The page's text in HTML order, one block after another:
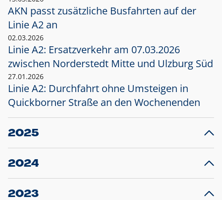
AKN passt zusätzliche Busfahrten auf der
Linie A2 an
02.03.2026
Linie A2: Ersatzverkehr am 07.03.2026
zwischen Norderstedt Mitte und Ulzburg Süd
27.01.2026
Linie A2: Durchfahrt ohne Umsteigen in
Quickborner Straße an den Wochenenden
2025
23.12.2025
Projekt S5: Start der Bauarbeiten am
2024
10.12.2024
Großprojekt S5: Sperrung der Bahnstraße in
2023